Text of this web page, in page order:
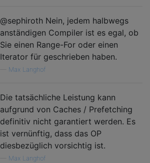
@sephiroth Nein, jedem halbwegs
anständigen Compiler ist es egal, ob
Sie einen Range-For oder einen
Iterator für geschrieben haben.
Max Langhof
Die tatsächliche Leistung kann
aufgrund von Caches / Prefetching
definitiv nicht garantiert werden. Es
ist vernünftig, dass das OP
diesbezüglich vorsichtig ist.
Max Langhof